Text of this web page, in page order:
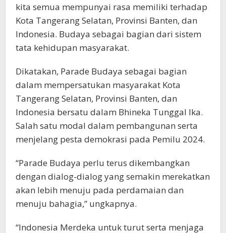
kita semua mempunyai rasa memiliki terhadap
Kota Tangerang Selatan, Provinsi Banten, dan
Indonesia. Budaya sebagai bagian dari sistem
tata kehidupan masyarakat.
Dikatakan, Parade Budaya sebagai bagian
dalam mempersatukan masyarakat Kota
Tangerang Selatan, Provinsi Banten, dan
Indonesia bersatu dalam Bhineka Tunggal Ika.
Salah satu modal dalam pembangunan serta
menjelang pesta demokrasi pada Pemilu 2024.
“Parade Budaya perlu terus dikembangkan
dengan dialog-dialog yang semakin merekatkan
akan lebih menuju pada perdamaian dan
menuju bahagia,” ungkapnya.
“Indonesia Merdeka untuk turut serta menjaga